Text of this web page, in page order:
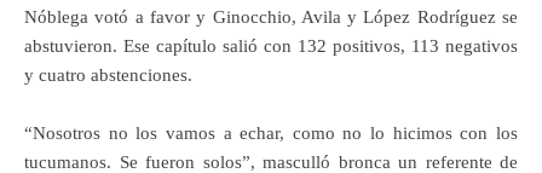
Nóblega votó a favor y Ginocchio, Avila y López Rodríguez se
abstuvieron. Ese capítulo salió con 132 positivos, 113 negativos
y cuatro abstenciones.
“Nosotros no los vamos a echar, como no lo hicimos con los
tucumanos. Se fueron solos”, masculló bronca un referente de